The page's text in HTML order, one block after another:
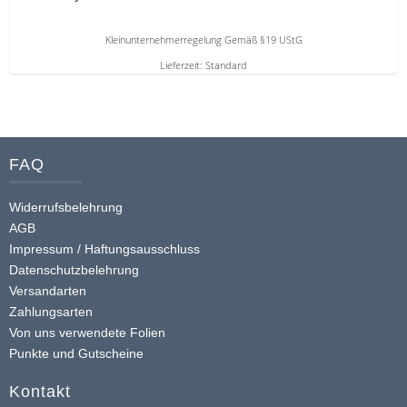
Kleinunternehmerregelung Gemäß §19 UStG
Lieferzeit: Standard
weist
mehrere
auf.
Die
Optionen
können
auf
der
Produktseite
gewählt
werden
FAQ
Widerrufsbelehrung
AGB
Impressum / Haftungsausschluss
Datenschutzbelehrung
Versandarten
Zahlungsarten
Von uns verwendete Folien
Punkte und Gutscheine
Kontakt